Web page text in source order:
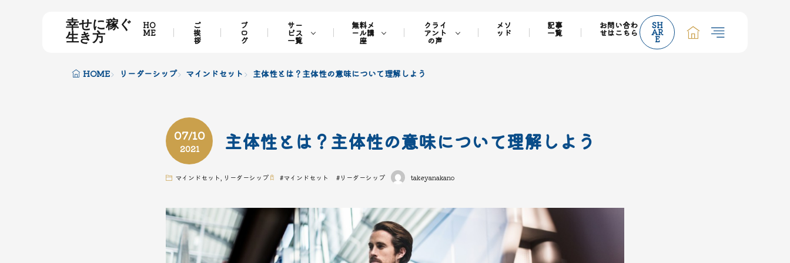
幸せに稼ぐ
生き方
HO
ME
ご
挨
拶
ブ
ロ
グ
サー
ビス
一覧
無料メ
ール講
座
クライ
アント
の声
メソ
ッド
記事
一覧
お問い合わ
せはこちら
SH
AR
E
HOME リーダーシップ マインドセット 主体性とは？主体性の意味について理解しよう
07/10
2021 主体性とは？主体性の意味について理解しよう
マインドセット リーダーシップ #マインドセット #リーダーシップ takeyanakano